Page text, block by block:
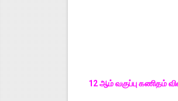
12 ஆம் வகுப்பு கணிதம்